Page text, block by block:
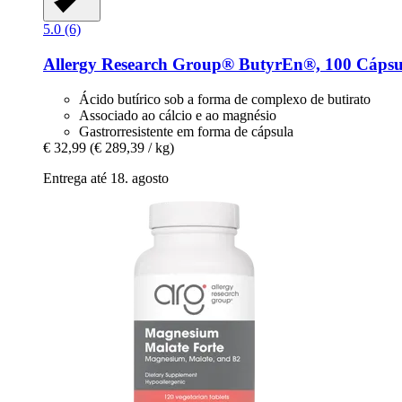
5.0 (6)
Allergy Research Group® ButyrEn®, 100
Ácido butírico sob a forma de complexo de butirato
Associado ao cálcio e ao magnésio
Gastrorresistente em forma de cápsula
€ 32,99 (€ 289,39 / kg)
Entrega até 18. agosto